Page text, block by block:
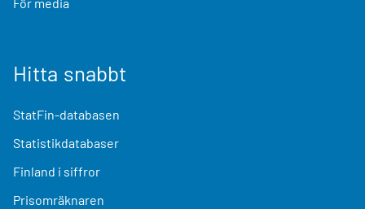
Hitta snabbt
StatFin-databasen
Statistikdatabaser
Finland i siffror
Prisomräknaren